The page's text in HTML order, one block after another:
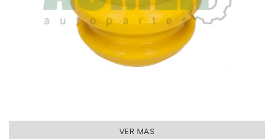
VER MAS